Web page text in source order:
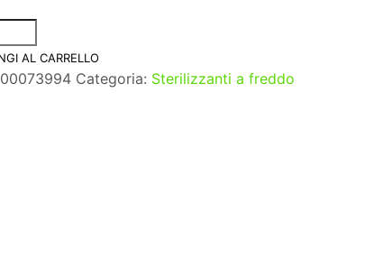
AL CARRELLO
00073994 Categoria: Sterilizzanti a freddo